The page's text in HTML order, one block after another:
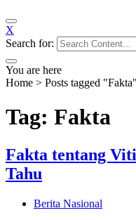
X
Search for:
You are here
Home > Posts tagged "Fakta"
Tag: Fakta
Fakta tentang
Tahu
Berita Nasional